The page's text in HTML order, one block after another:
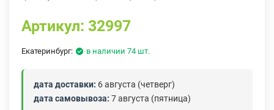
Артикул: 32997
Екатеринбург: в наличии 74 шт.
дата доставки: 6 августа (четверг)
дата самовывоза: 7 августа (пятница)